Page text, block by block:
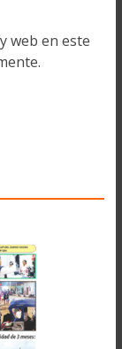
web en este